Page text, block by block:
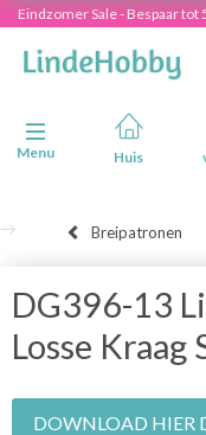
Eindzomer Sale - Bespaar tot
Navigatie in-/uitschakelen
Menu
Huis
Breipatronen
DG396-13
Losse Kraag
DOWNLOAD HIER